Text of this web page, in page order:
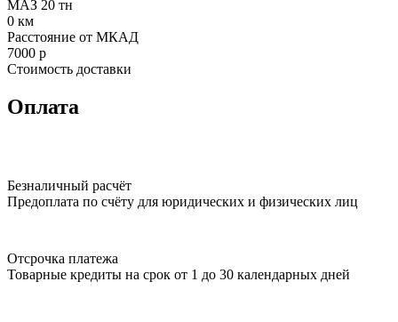
МАЗ 20 тн
0 км
Расстояние от МКАД
7000 р
Стоимость доставки
Оплата
Безналичный расчёт
Предоплата по счёту для юридических и физических лиц
Отсрочка платежа
Товарные кредиты на срок от 1 до 30 календарных дней